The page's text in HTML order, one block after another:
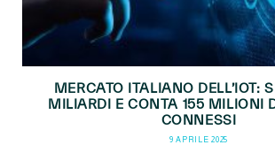
MERCATO ITALIANO DELL’IOT:
MILIARDI E CONTA 155 MILIONI
CONNESSI
9 APRILE 2025